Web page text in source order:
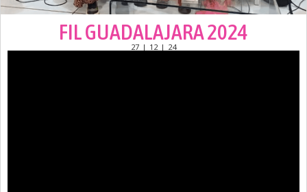
FIL GUADALAJARA 2024
27 | 12 | 24